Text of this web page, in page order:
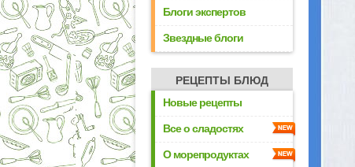
Блоги экспертов
Звездные блоги
РЕЦЕПТЫ БЛЮД
Новые рецепты
Все о сладостях
О морепродуктах